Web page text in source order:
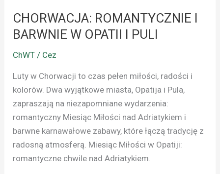
CHORWACJA: ROMANTYCZNIE I
BARWNIE W OPATII I PULI
ChWT / Cez
Luty w Chorwacji to czas pełen miłości, radości i
kolorów. Dwa wyjątkowe miasta, Opatija i Pula,
zapraszają na niezapomniane wydarzenia:
romantyczny Miesiąc Miłości nad Adriatykiem i
barwne karnawałowe zabawy, które łączą tradycję z
radosną atmosferą. Miesiąc Miłości w Opatiji:
romantyczne chwile nad Adriatykiem.